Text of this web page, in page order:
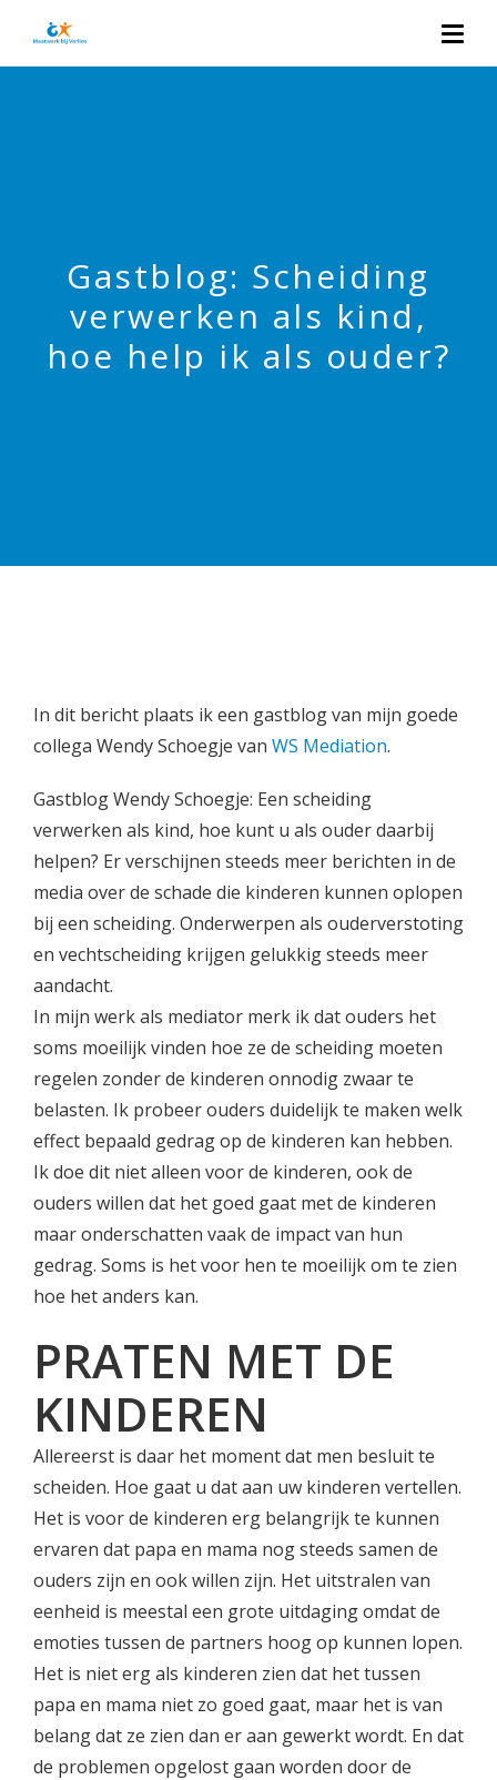
Gastblog: Scheiding
verwerken als kind,
hoe help ik als ouder?
In dit bericht plaats ik een gastblog van mijn goede
collega Wendy Schoegje van WS Mediation.
Gastblog Wendy Schoegje: Een scheiding
verwerken als kind, hoe kunt u als ouder daarbij
helpen? Er verschijnen steeds meer berichten in de
media over de schade die kinderen kunnen oplopen
bij een scheiding. Onderwerpen als ouderverstoting
en vechtscheiding krijgen gelukkig steeds meer
aandacht.
In mijn werk als mediator merk ik dat ouders het
soms moeilijk vinden hoe ze de scheiding moeten
regelen zonder de kinderen onnodig zwaar te
belasten. Ik probeer ouders duidelijk te maken welk
effect bepaald gedrag op de kinderen kan hebben.
Ik doe dit niet alleen voor de kinderen, ook de
ouders willen dat het goed gaat met de kinderen
maar onderschatten vaak de impact van hun
gedrag. Soms is het voor hen te moeilijk om te zien
hoe het anders kan.
PRATEN MET DE
KINDEREN
Allereerst is daar het moment dat men besluit te
scheiden. Hoe gaat u dat aan uw kinderen vertellen.
Het is voor de kinderen erg belangrijk te kunnen
ervaren dat papa en mama nog steeds samen de
ouders zijn en ook willen zijn. Het uitstralen van
eenheid is meestal een grote uitdaging omdat de
emoties tussen de partners hoog op kunnen lopen.
Het is niet erg als kinderen zien dat het tussen
papa en mama niet zo goed gaat, maar het is van
belang dat ze zien dan er aan gewerkt wordt. En dat
de problemen opgelost gaan worden door de